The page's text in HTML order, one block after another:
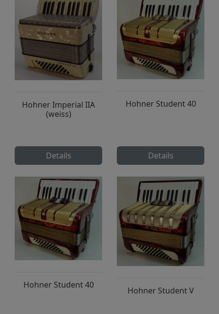
Hohner Imperial IIA
(weiss)
Details
Hohner Student 40
Details
Hohner Student 40
Hohner Student V